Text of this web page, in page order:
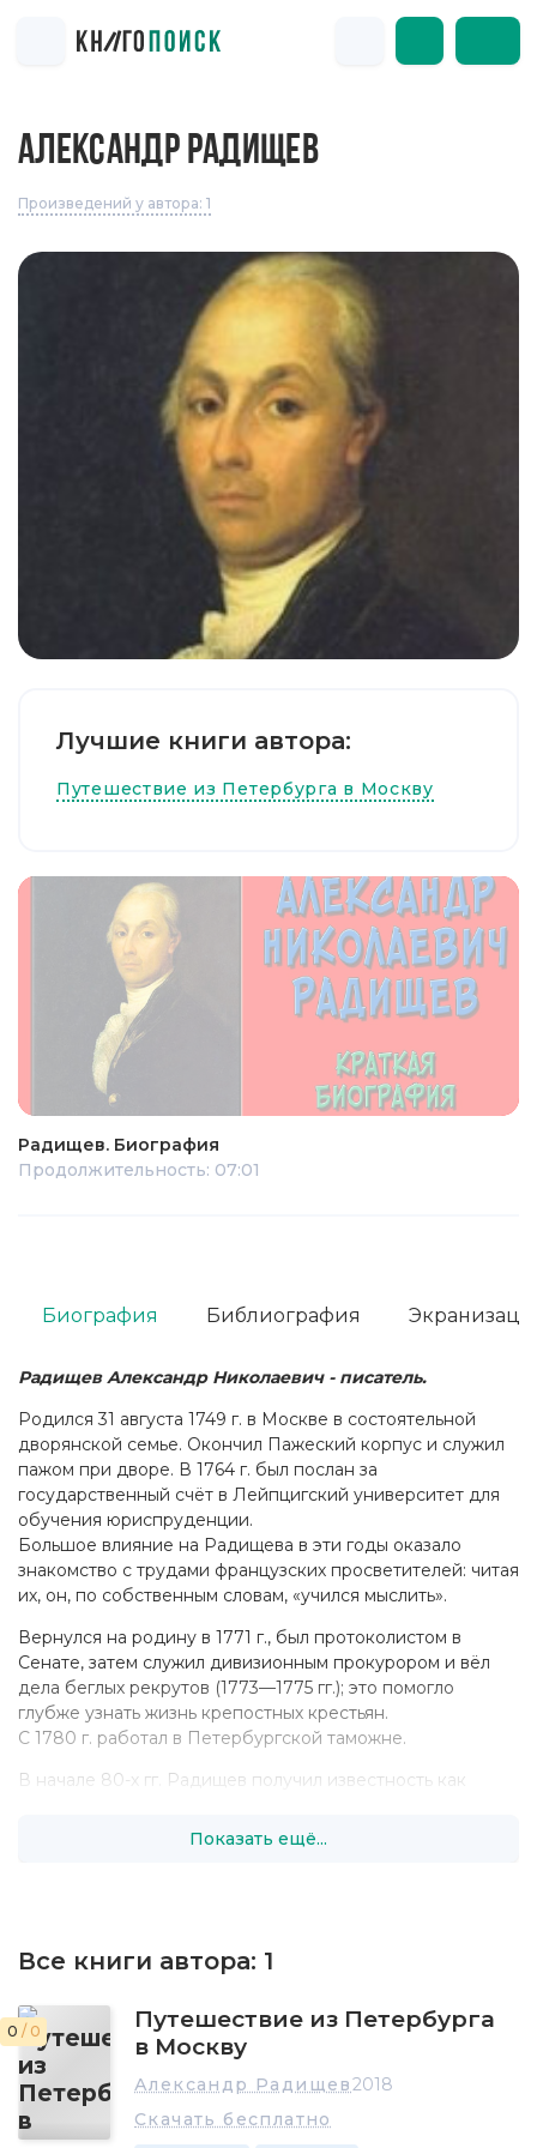
АЛЕКСАНДР РАДИЩЕВ
Произведений у автора: 1
Лучшие книги автора:
Путешествие из Петербурга в Москву
Радищев. Биография
Продолжительность: 07:01
Радищев Александр Николаевич - писатель.
Родился 31 августа 1749 г. в Москве в состоятельной
дворянской семье. Окончил Пажеский корпус и служил
пажом при дворе. В 1764 г. был послан за
государственный счёт в Лейпцигский университет для
обучения юриспруденции.
Большое влияние на Радищева в эти годы оказало
знакомство с трудами французских просветителей: читая
их, он, по собственным словам, «учился мыслить».
Вернулся на родину в 1771 г., был протоколистом в
Сенате, затем служил дивизионным прокурором и вёл
дела беглых рекрутов (1773—1775 гг.); это помогло
глубже узнать жизнь крепостных крестьян.
С 1780 г. работал в Петербургской таможне.
В начале 80-х гг. Радищев получил известность как
другу, жительствующему в Тобольске», напечатанное в
университетскому товарищу. В книге воссозданы
юношеские впечатления автора от бунта лейпцигского
студенчества против деспотического начальства.
Главным произведением Радищева явилась книга
«Путешествие из Петербурга в Москву», анонимно
изданная в 1790 г. По форме она напоминает путевой
дневник, главы носят названия станций на дороге.
Показать ещё...
Биография Библиография
Все книги автора: 1
0 / 0
Путешествие из Петербурга
в Москву
Александр Радищев2018
Скачать бесплатно